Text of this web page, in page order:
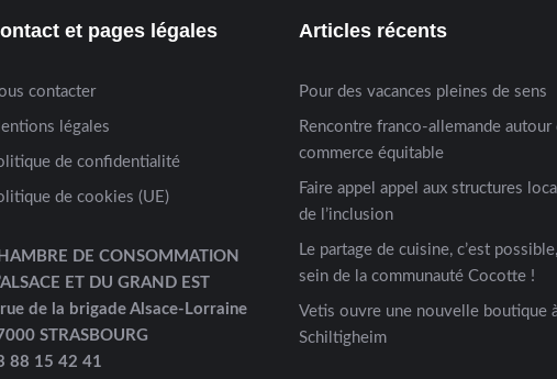
et pages légales
contacter
légales
de confidentialité
de cookies (UE)
DE CONSOMMATION
ET DU GRAND EST
de la brigade Alsace-Lorraine
STRASBOURG
88 15 42 41
Articles récents
Pour des vacances pleines de sens
Rencontre franco-allemande autour
commerce équitable
Faire appel appel aux structures
de l’inclusion
Le partage de cuisine, c’est
sein de la communauté Cocotte !
Vetis ouvre une nouvelle boutique
Schiltigheim